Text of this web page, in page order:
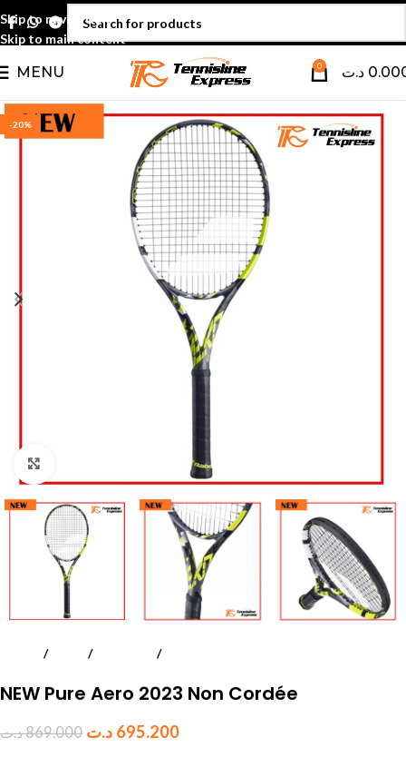
Skip to navigation
Skip to main content
MENU 0 د.ت
-20%
Tennis Raquettes Adultes
NEW Pure Aero 2023 Non Cordée
869.000د.ت 695.200 د.ت